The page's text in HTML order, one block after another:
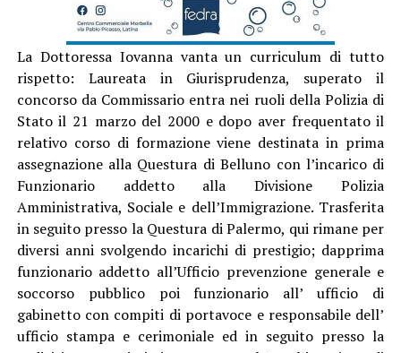
La Dottoressa Iovanna vanta un curriculum di tutto
rispetto: Laureata in Giurisprudenza, superato il
concorso da Commissario entra nei ruoli della Polizia di
Stato il 21 marzo del 2000 e dopo aver frequentato il
relativo corso di formazione viene destinata in prima
assegnazione alla Questura di Belluno con l’incarico di
Funzionario addetto alla Divisione Polizia
Amministrativa, Sociale e dell’Immigrazione. Trasferita
in seguito presso la Questura di Palermo, qui rimane per
diversi anni svolgendo incarichi di prestigio; dapprima
funzionario addetto all’Ufficio prevenzione generale e
soccorso pubblico poi funzionario all’ ufficio di
gabinetto con compiti di portavoce e responsabile dell’
ufficio stampa e cerimoniale ed in seguito presso la